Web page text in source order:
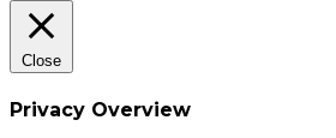
Close
Privacy Overview